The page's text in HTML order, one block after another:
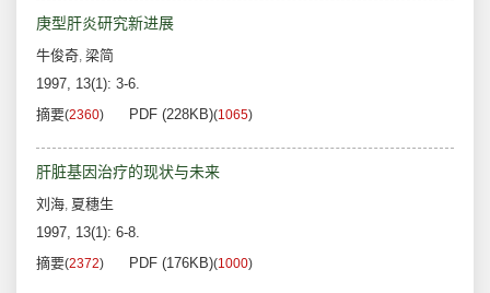
庚型肝炎研究新进展
牛俊奇, 梁简
1997, 13(1): 3-6.
摘要(2360) PDF (228KB)(1065)
肝脏基因治疗的现状与未来
刘海, 夏穗生
1997, 13(1): 6-8.
摘要(2372) PDF (176KB)(1000)